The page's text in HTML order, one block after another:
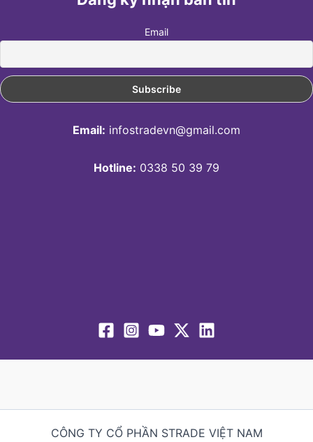
Email
Email: infostradevn@gmail.com
Hotline: 0338 50 39 79
CÔNG TY CỔ PHẦN STRADE VIỆT NAM